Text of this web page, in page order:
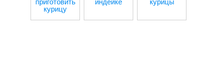
приготовить
курицу
индейке
курицы